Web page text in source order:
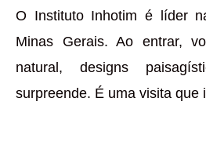
O Instituto Inhotim é líder
Minas Gerais. Ao entrar,
natural, designs
surpreende. É uma visita que